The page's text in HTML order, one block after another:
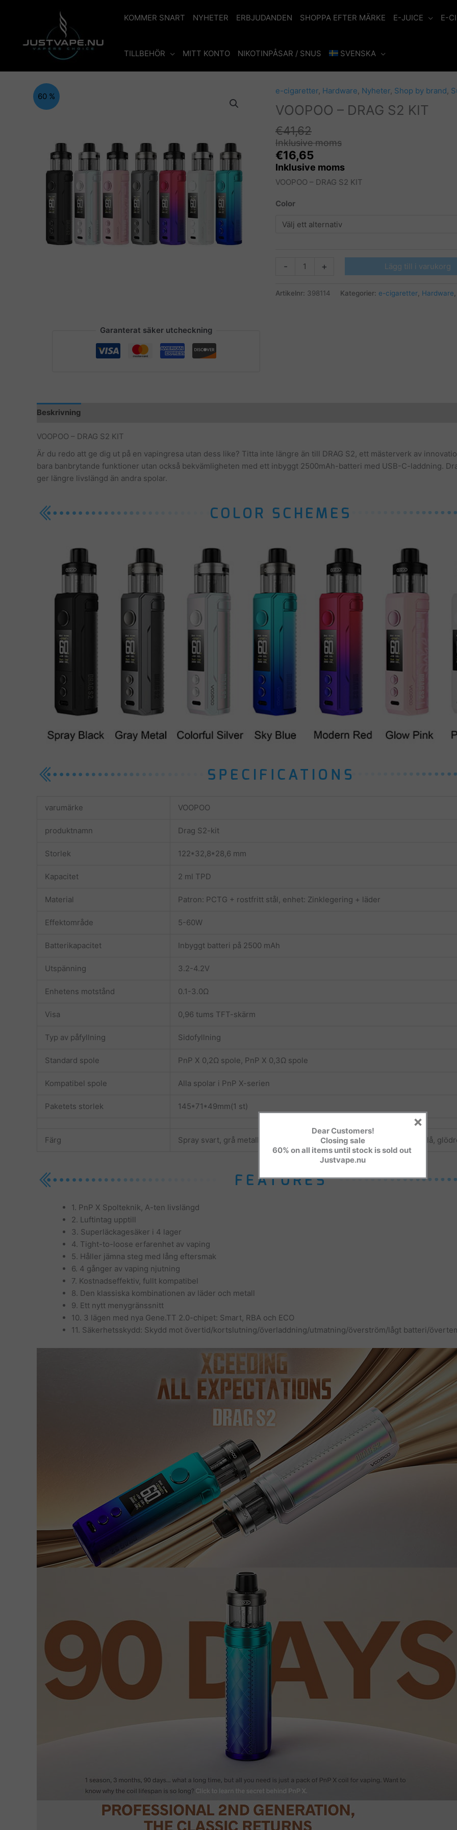
KOMMER SNART NYHETER ERBJUDANDEN SHOPPA EFTER MÄRKE E-JUICE E-
TILLBEHÖR MITT KONTO NIKOTINPÅSAR / SNUS SVENSKA
60 %
e-cigaretter, Hardware, Nyheter, Shop by brand,
VOOPOO – DRAG S2 KIT
€41,62
Inklusive moms
€16,65
Inklusive moms
VOOPOO – DRAG S2 KIT
Color
-
VOOPOO
+ Lägg till i varukorg
Artikelnr: 398114 Kategorier: e-cigaretter, Hardware
Garanterat säker utcheckning
Beskrivning
VOOPOO – DRAG S2 KIT
Är du redo att ge dig ut på en vapingresa utan dess like? Titta inte längre än till DRAG S2, ett mästerverk av
bara banbrytande funktioner utan också bekvämligheten med ett inbyggt 2500mAh-batteri med USB-C-laddning.
ger längre livslängd än andra spolar.
varumärke VOOPOO
produktnamn Drag S2-kit
Storlek 122*32,8*28,6 mm
Kapacitet 2 ml TPD
Material Patron: PCTG + rostfritt stål, enhet: Zinklegering + läder
Effektområde 5-60W
Batterikapacitet Inbyggt batteri på 2500 mAh
Utspänning 3.2-4.2V
Enhetens motstånd 0.1-3.0Ω
Visa 0,96 tums TFT-skärm
Typ av påfyllning Sidofyllning
Standard spole PnP X 0,2Ω spole, PnP X 0,3Ω spole
Kompatibel spole Alla spolar i PnP X-serien
Paketets storlek 145*71*49mm(1 st)
Färg Spray svart, grå metall, färgglatt silver, pärlvit, modern röd, himmelsblå,
1. PnP X Spolteknik, A-ten livslängd
2. Luftintag upptill
3. Superläckagesäker i 4 lager
4. Tight-to-loose erfarenhet av vaping
5. Håller jämna steg med lång eftersmak
6. 4 gånger av vaping njutning
7. Kostnadseffektiv, fullt kompatibel
8. Den klassiska kombinationen av läder och metall
9. Ett nytt menygränssnitt
10. 3 lägen med nya Gene.TT 2.0-chipet: Smart, RBA och ECO
11. Säkerhetsskydd: Skydd mot övertid/kortslutning/överladdning/utmatning/överström/lågt batteri/
Dear Customers!
Closing sale
60% on all items until stock is sold out
Justvape.nu
×